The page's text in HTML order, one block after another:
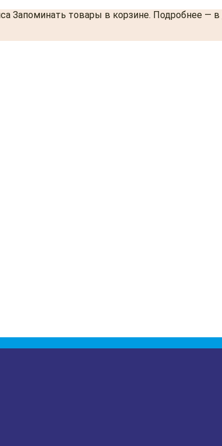
Запоминать товары в корзине. Подробнее — в